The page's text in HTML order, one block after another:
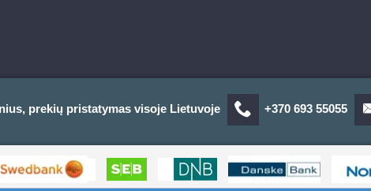
prekių pristatymas visoje Lietuvoje +370 693 55055